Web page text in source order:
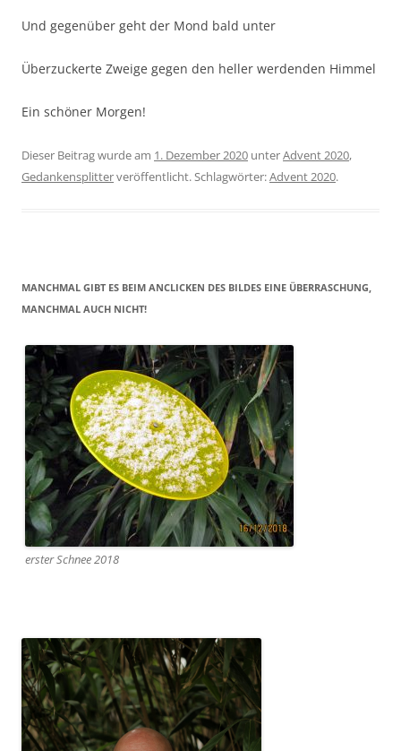
Und gegenüber geht der Mond bald unter
Überzuckerte Zweige gegen den heller werdenden Himmel
Ein schöner Morgen!
Dieser Beitrag wurde am 1. Dezember 2020 unterAdvent 2020,
Gedankensplitterveröffentlicht. Schlagwörter:Advent 2020.
MANCHMAL GIBT ES BEIM ANCLICKEN DES BILDES EINE ÜBERRASCHUNG,
MANCHMAL AUCH NICHT!
erster Schnee 2018